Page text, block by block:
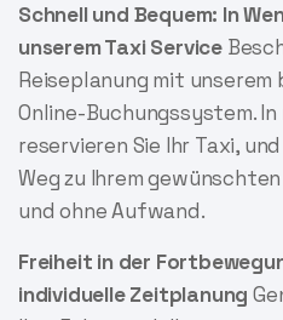
Schnell und Bequem: In
unserem Taxi Service
Reiseplanung mit
Online-Buchungssystem.
reservieren Sie Ihr Taxi,
Weg zu Ihrem
und ohne Aufwand.
Freiheit in der
individuelle Zeitplanung